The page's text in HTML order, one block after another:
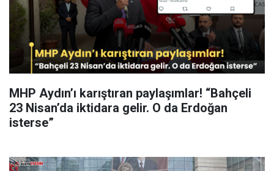
MHP Aydın’ı karıştıran paylaşımlar! “Bahçeli
23 Nisan’da iktidara gelir. O da Erdoğan
isterse”